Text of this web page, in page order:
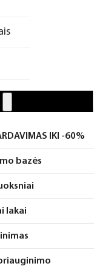
IKI -60%
bazės
lakai